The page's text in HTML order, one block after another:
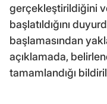
gerçekleştirildiğini
başlatıldığını
başlamasından
açıklamada,
tamamlandığı